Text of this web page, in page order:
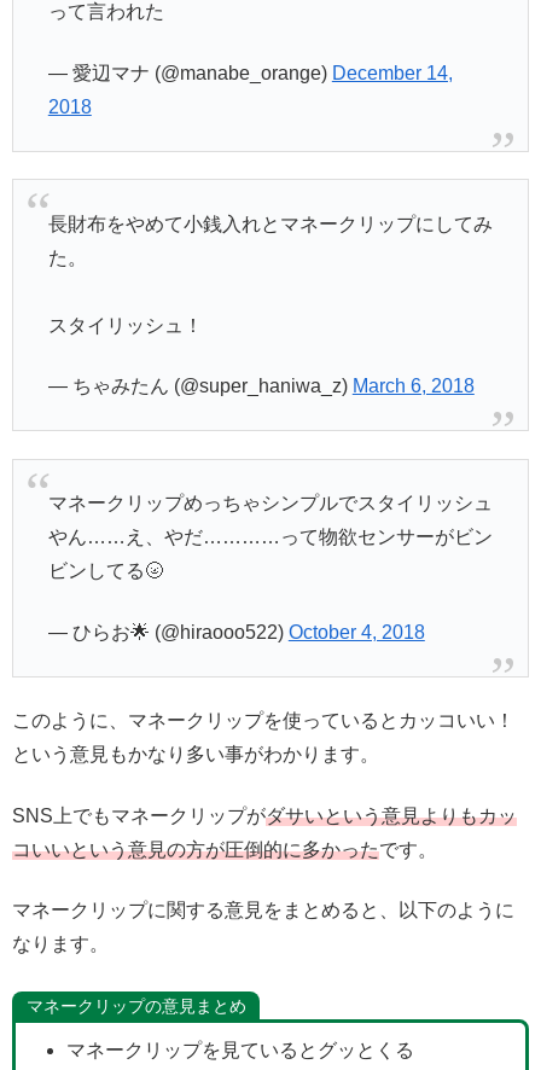
って言われた
— 愛辺マナ (@manabe_orange) December 14,
2018
長財布をやめて小銭入れとマネークリップにしてみ
た。
スタイリッシュ！
— ちゃみたん (@super_haniwa_z) March 6, 2018
マネークリップめっちゃシンプルでスタイリッシュ
やん……え、やだ…………って物欲センサーがビン
ビンしてる🌝
— ひらお🌟 (@hiraooo522) October 4, 2018
このように、マネークリップを使っているとカッコいい！
という意見もかなり多い事がわかります。
SNS上でもマネークリップがダサいという意見よりもカッ
コいいという意見の方が圧倒的に多かったです。
マネークリップに関する意見をまとめると、以下のように
なります。
マネークリップの意見まとめ
マネークリップを見ているとグッとくる